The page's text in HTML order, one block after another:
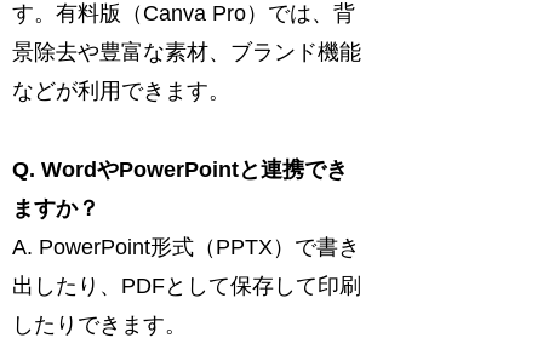
す。有料版（Canva Pro）では、背
景除去や豊富な素材、ブランド機能
などが利用できます。
Q. WordやPowerPointと連携でき
ますか？
A. PowerPoint形式（PPTX）で書き
出したり、PDFとして保存して印刷
したりできます。